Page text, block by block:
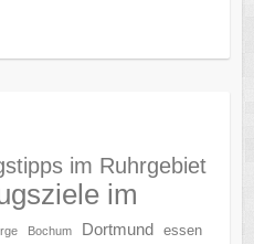
im Ruhrgebiet
im
Bochum Dortmund
essen